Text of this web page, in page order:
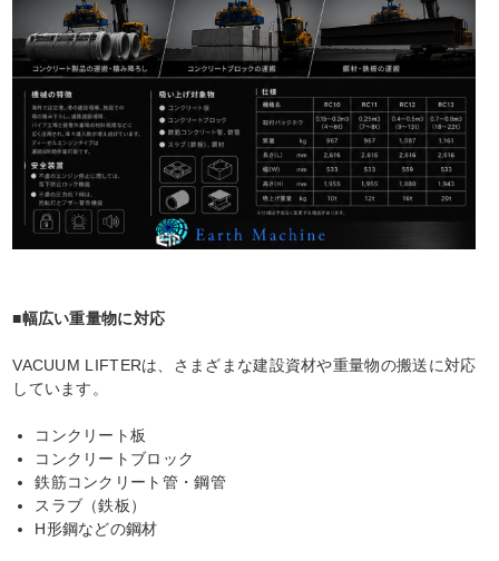
■幅広い重量物に対応
VACUUM LIFTERは、さまざまな建設資材や重量物の搬送に対応
しています。
コンクリート板
コンクリートブロック
鉄筋コンクリート管・鋼管
スラブ（鉄板）
H形鋼などの鋼材